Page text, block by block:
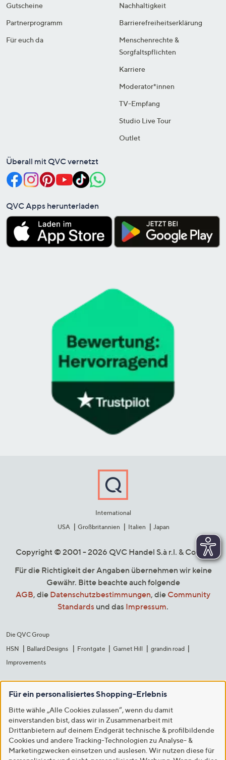
Gutscheine
Partnerprogramm
Für euch da
Nachhaltigkeit
Barrierefreiheitserklärung
Menschenrechte &
Sorgfaltspflichten
Karriere
Moderator*innen
TV-Empfang
Studio Live Tour
Outlet
Überall mit QVC vernetzt
QVC Apps herunterladen
International
USA
Großbritannien Italien Japan
Copyright © 2001 - 2026 QVC Handel S.à r.l. & Co. KG
Für die Richtigkeit der Angaben übernehmen wir keine
Gewähr. Bitte beachte auch folgende
AGB, die Datenschutzbestimmungen, die Community
Standards und das Impressum.
Die QVC Group
HSN
Ballard Designs Frontgate Garnet Hill
grandin road
Improvements
Für ein personalisiertes Shopping-Erlebnis
Bitte wähle „Alle Cookies zulassen“, wenn du damit
einverstanden bist, dass wir in Zusammenarbeit mit
Drittanbietern auf deinem Endgerät technische & profilbildende
Cookies und andere Tracking-Technologien zu Analyse- &
Marketingzwecken einsetzen und auslesen. Wir nutzen diese für